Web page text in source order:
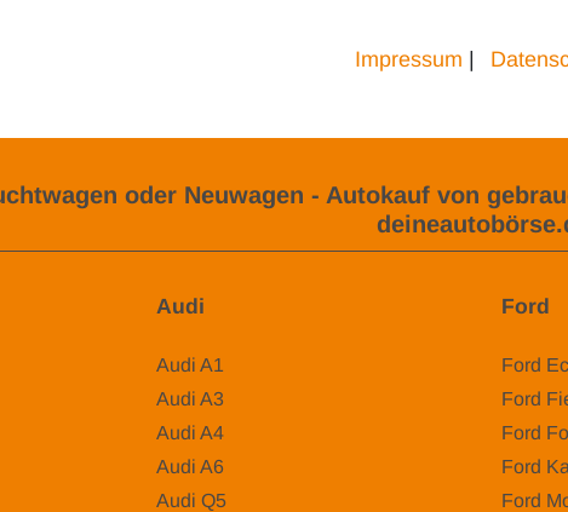
Impressum
oder Neuwagen - Autokauf von
Audi
Audi A1
Audi A3
Audi A4
Audi A6
Audi Q5
Ford
Ford
Ford
Ford
Ford Ka
Ford